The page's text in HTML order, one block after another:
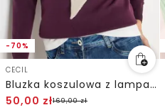
-70%
CECIL
Bluzka koszulowa z lampasami
50,00 zł169,00zł